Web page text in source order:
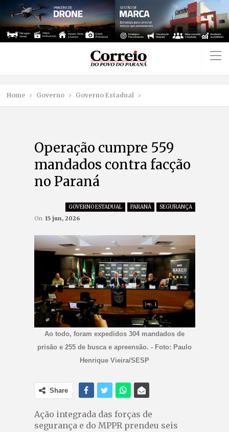
Home Governo Governo Estadual
Operação cumpre 559
mandados contra facção
no Paraná
GOVERNO ESTADUAL PARANÁ SEGURANÇA
On 15 jun, 2026
Ao todo, foram expedidos 304 mandados de
prisão e 255 de busca e apreensão. - Foto: Paulo
Henrique Vieira/SESP
Share
Ação integrada das forças de
segurança e do MPPR prendeu seis